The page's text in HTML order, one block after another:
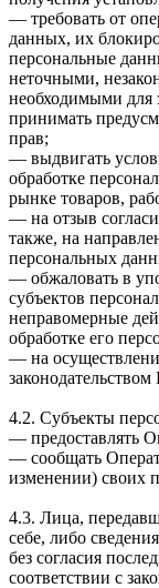
— требовать от
данных, их
персональные
неточными,
необходимыми для
принимать
прав;
— выдвигать
обработке
рынке товаров,
— на отзыв
также, на
персональных
— обжаловать в
субъектов
неправомерные
обработке его
— на
4.2. Субъекты
— предоставлять
— сообщать
изменении) своих
4.3. Лица,
себе, либо
без согласия
соответствии с